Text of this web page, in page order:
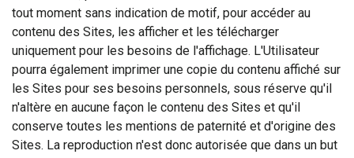
tout moment sans indication de motif, pour accéder au
contenu des Sites, les afficher et les télécharger
uniquement pour les besoins de l'affichage. L'Utilisateur
pourra également imprimer une copie du contenu affiché sur
les Sites pour ses besoins personnels, sous réserve qu'il
n'altère en aucune façon le contenu des Sites et qu'il
conserve toutes les mentions de paternité et d'origine des
Sites. La reproduction n'est donc autorisée que dans un but